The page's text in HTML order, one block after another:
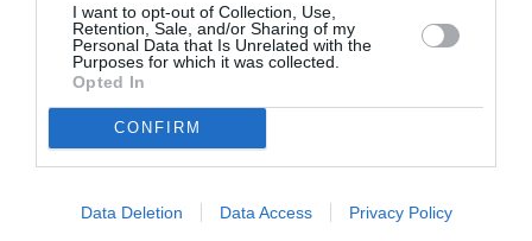
I want to opt-out of Collection, Use,
Retention, Sale, and/or Sharing of my
Personal Data that Is Unrelated with the
Purposes for which it was collected.
Opted In
CONFIRM
Data Deletion Data Access Privacy Policy
Ανεξάρτητα πάντως από την ομάδα
αίματός μας, μια άλλη έρευνα, του
Πανεπιστημίου του Στάνφορντ,
αποκάλυψε ότι γερνάμε σημαντικά σε
της δεκαετίας των 40 και στις αρχές